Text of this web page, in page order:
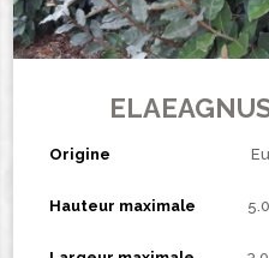
Origine
Hauteur maximale